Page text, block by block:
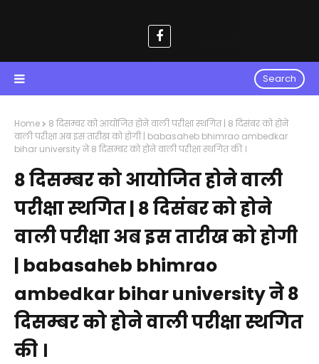
Search
Home
8 दिसम्बर को आयोजित होने वाली परीक्षा स्थगित | 8 दिसंबर को होने
वाली परीक्षा अब इस तारीख को होगी | babasaheb bhimrao ambedkar
bihar university ने 8 दिसम्बर को होने वाली परीक्षा स्थगित की ।
8 दिसम्बर को आयोजित होने वाली
परीक्षा स्थगित | 8 दिसंबर को होने
वाली परीक्षा अब इस तारीख को होगी
| babasaheb bhimrao
ambedkar bihar university ने 8
दिसम्बर को होने वाली परीक्षा स्थगित
की ।